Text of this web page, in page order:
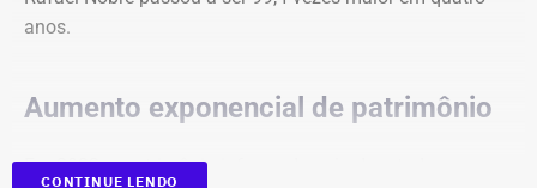
implantação alegando problemas com a empresa de
pedido de posse do imóvel e estava na fase final de
análise. Agora com a entrada da ocupação não sabemos
anos.
Aumento exponencial de patrimônio
Em 2022, o patrimônio informado pelo deputado era
CONTINUE LENDO